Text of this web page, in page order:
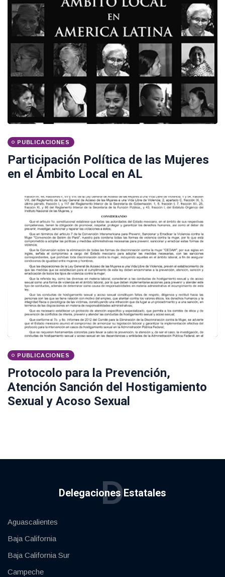
PUBLICACIONES
Participación Política de las Mujeres
en el Ámbito Local en AL
PUBLICACIONES
Protocolo para la Prevención,
Atención Sanción del Hostigamiento
Sexual y Acoso Sexual
Delegaciones Estatales
D
Aguascalientes
Baja California
Baja California Sur
Campeche